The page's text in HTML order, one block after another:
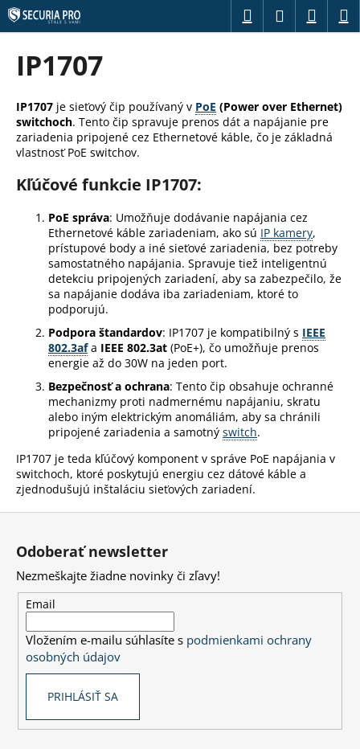
Prejsť
na
obsah
Hľadať
IP1707
IP1707 je sieťový čip používaný v PoE (Power over Ethernet)
switchoch. Tento čip spravuje prenos dát a napájanie pre
zariadenia pripojené cez Ethernetové káble, čo je základná
vlastnosť PoE switchov.
Kľúčové funkcie IP1707:
PoE správa: Umožňuje dodávanie napájania cez
Ethernetové káble zariadeniam, ako sú IP kamery,
prístupové body a iné sieťové zariadenia, bez potreby
samostatného napájania. Spravuje tiež inteligentnú
detekciu pripojených zariadení, aby sa zabezpečilo, že
sa napájanie dodáva iba zariadeniam, ktoré to
podporujú.
Podpora štandardov: IP1707 je kompatibilný s IEEE
802.3afa IEEE 802.3at (PoE+), čo umožňuje prenos
energie až do 30W na jeden port.
Bezpečnosť a ochrana: Tento čip obsahuje ochranné
mechanizmy proti nadmernému napájaniu, skratu
alebo iným elektrickým anomáliám, aby sa chránili
pripojené zariadenia a samotný switch.
IP1707 je teda kľúčový komponent v správe PoE napájania v
switchoch, ktoré poskytujú energiu cez dátové káble a
zjednodušujú inštaláciu sieťových zariadení.
K
o
o
p
o
r
?
HĽADAŤ
O
d
p
Z
Odoberať newsletter
Nezmeškajte žiadne novinky či zľavy!
Email
Vložením e-mailu súhlasíte s podmienkami ochrany
osobných údajov
PRIHLÁSIŤ SA